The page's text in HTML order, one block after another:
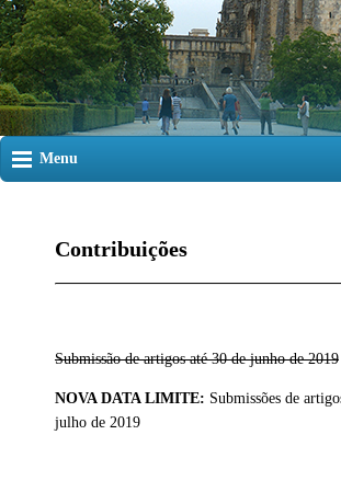
Menu
Contribuições
Submissão de artigos até 30 de junho de 2019
NOVA DATA LIMITE: Submissões de
julho de 2019